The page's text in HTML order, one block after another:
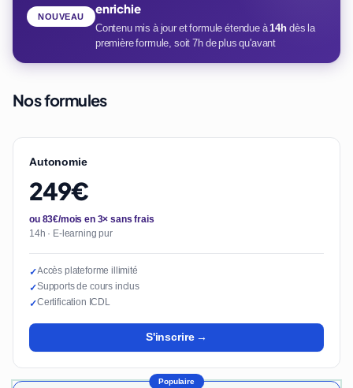
enrichie
Contenu mis à jour et formule étendue à14hdès la
première formule, soit 7h de plus qu'avant
NOUVEAU
Nos formules
Autonomie
249€
ou 83€/mois en 3× sans frais
14h · E-learning pur
✓Accès plateforme illimité
✓Supports de cours inclus
✓Certification ICDL
S'inscrire →
Populaire